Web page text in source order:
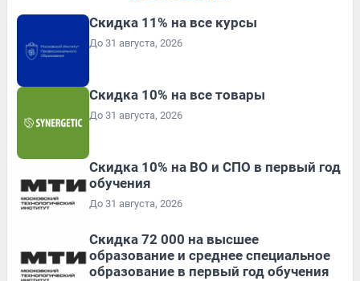
Скидка 11% на все курсы
До 31 августа, 2026
Скидка 10% на все товары
До 31 августа, 2026
Скидка 10% на ВО и СПО в первый год
обучения
До 31 августа, 2026
Скидка 72 000 на высшее
образование и среднее специальное
образование в первый год обучения